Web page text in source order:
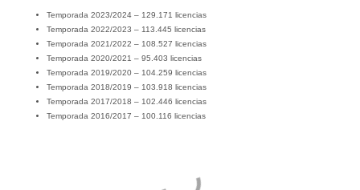
Temporada 2023/2024 – 129.171 licencias
Temporada 2022/2023 – 113.445 licencias
Temporada 2021/2022 – 108.527 licencias
Temporada 2020/2021 – 95.403 licencias
Temporada 2019/2020 – 104.259 licencias
Temporada 2018/2019 – 103.918 licencias
Temporada 2017/2018 – 102.446 licencias
Temporada 2016/2017 – 100.116 licencias